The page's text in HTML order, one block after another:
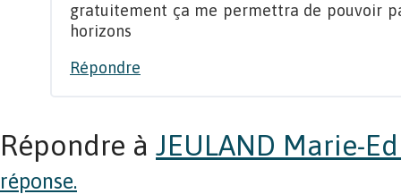
gratuitement ça me permettra de pouvoir
horizons
Répondre
Répondre à JEULAND Marie-
réponse.